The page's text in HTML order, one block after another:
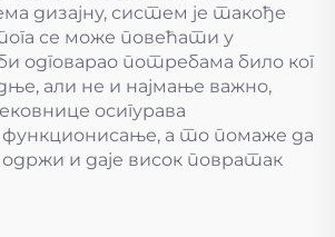
дизајну, систем је такође
се може повећати у
одговарао потребама било ког
али не и најмање важно,
осигурава
а то помаже да
и даје висок повратак